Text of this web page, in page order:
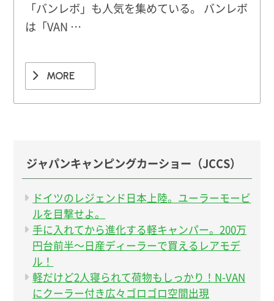
「バンレボ」も人気を集めている。 バンレボ
は「VAN …
MORE
ジャパンキャンピングカーショー（JCCS）
ドイツのレジェンド日本上陸。ユーラーモービ
ルを目撃せよ。
手に入れてから進化する軽キャンパー。200万
円台前半〜日産ディーラーで買えるレアモデ
ル！
軽だけど2人寝られて荷物もしっかり！N-VAN
にクーラー付き広々ゴロゴロ空間出現